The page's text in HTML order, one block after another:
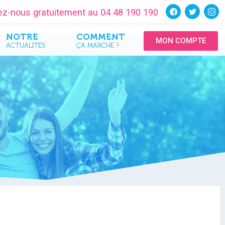
nous gratuitement au 04 48 190 190
NOTRE
ACTUALITÉS
COMMENT
ÇA MARCHE ?
MON COMPTE